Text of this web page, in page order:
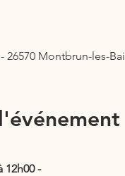
Montbrun-les-
12h00 -